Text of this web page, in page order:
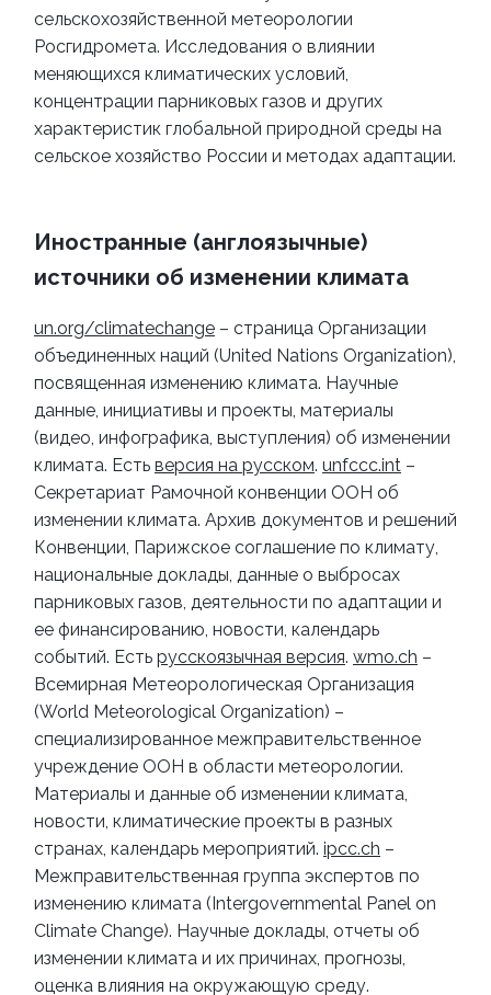
сельскохозяйственной метеорологии
Росгидромета. Исследования о влиянии
меняющихся климатических условий,
концентрации парниковых газов и других
характеристик глобальной природной среды на
сельское хозяйство России и методах адаптации.
Иностранные (англоязычные)
источники об изменении климата
un.org/climatechange – страница Организации
объединенных наций (United Nations Organization),
посвященная изменению климата. Научные
данные, инициативы и проекты, материалы
(видео, инфографика, выступления) об изменении
климата. Есть версия на русском. unfccc.int –
Секретариат Рамочной конвенции ООН об
изменении климата. Архив документов и решений
Конвенции, Парижское соглашение по климату,
национальные доклады, данные о выбросах
парниковых газов, деятельности по адаптации и
ее финансированию, новости, календарь
событий. Есть русскоязычная версия. wmo.ch –
Всемирная Метеорологическая Организация
(World Meteorological Organization) –
специализированное межправительственное
учреждение ООН в области метеорологии.
Материалы и данные об изменении климата,
новости, климатические проекты в разных
странах, календарь мероприятий. ipcc.ch –
Межправительственная группа экспертов по
изменению климата (Intergovernmental Panel on
Climate Change). Научные доклады, отчеты об
изменении климата и их причинах, прогнозы,
оценка влияния на окружающую среду.